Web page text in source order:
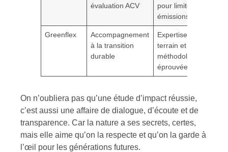
évaluation ACV
pour limiter les
émissions
Greenflex
Accompagnement
à la transition
durable
Expertise
terrain et
méthodologies
éprouvées
On n’oubliera pas qu’une étude d’impact réussie,
c’est aussi une affaire de dialogue, d’écoute et de
transparence. Car la nature a ses secrets, certes,
mais elle aime qu’on la respecte et qu’on la garde à
l’œil pour les générations futures.